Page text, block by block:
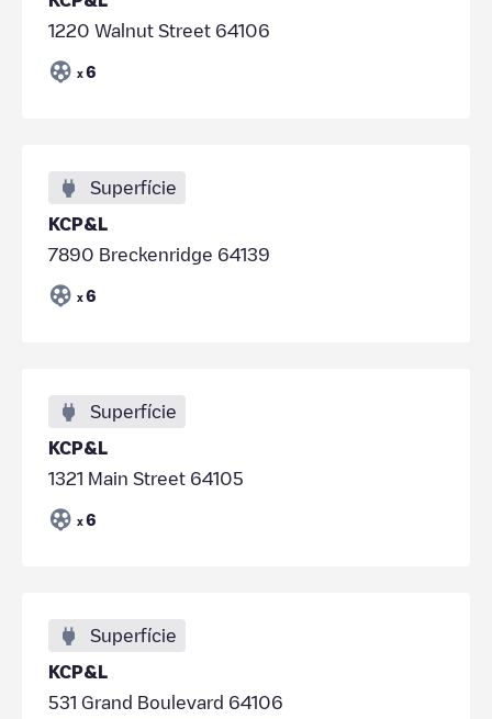
1220 Walnut Street 64106
x 6
Superfície
KCP&L
7890 Breckenridge 64139
x 6
Superfície
KCP&L
1321 Main Street 64105
x 6
Superfície
KCP&L
531 Grand Boulevard 64106